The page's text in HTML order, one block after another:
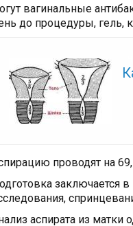
вагинальные
до процедуры, гель,
проводят на
заключается
аспирата из матки